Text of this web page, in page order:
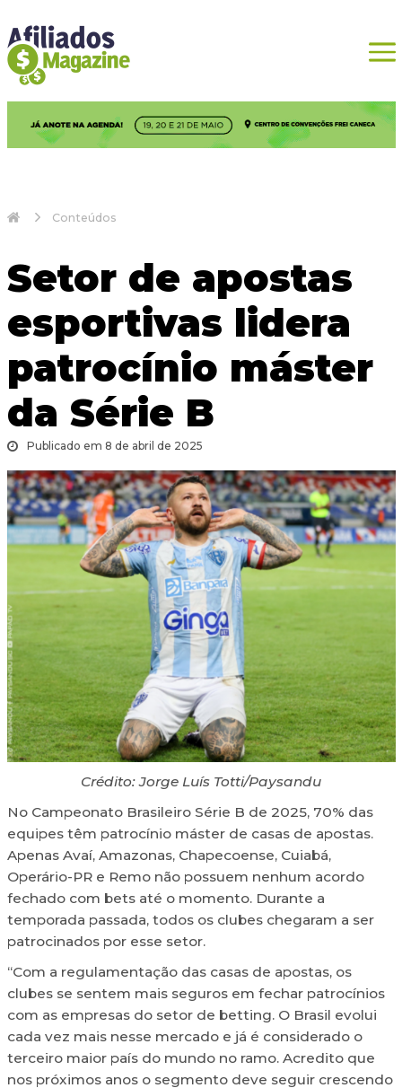
Conteúdos
Setor de apostas
esportivas lidera
patrocínio máster
da Série B
Publicado em 8 de abril de 2025
Crédito: Jorge Luís Totti/Paysandu
No Campeonato Brasileiro Série B de 2025, 70% das
equipes têm patrocínio máster de casas de apostas.
Apenas Avaí, Amazonas, Chapecoense, Cuiabá,
Operário-PR e Remo não possuem nenhum acordo
fechado com bets até o momento. Durante a
temporada passada, todos os clubes chegaram a ser
patrocinados por esse setor.
“Com a regulamentação das casas de apostas, os
clubes se sentem mais seguros em fechar patrocínios
com as empresas do setor de betting. O Brasil evolui
cada vez mais nesse mercado e já é considerado o
terceiro maior país do mundo no ramo. Acredito que
nos próximos anos o segmento deve seguir crescendo